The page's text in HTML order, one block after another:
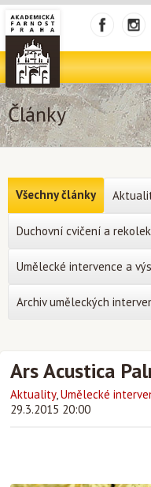
Články
Ars Acustica
Aktuality,Umělecké
29.3.2015 20:00
Všechny články
Duchovní cvičení a
Umělecké intervence a
Archiv uměleckých